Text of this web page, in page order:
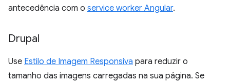
antecedência com o service worker Angular.
Drupal
Use Estilo de Imagem Responsiva para reduzir o
tamanho das imagens carregadas na sua página. Se